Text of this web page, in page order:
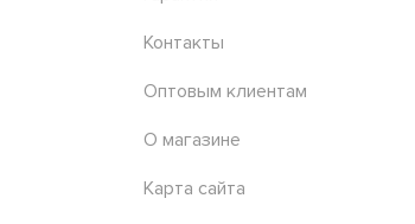
Контакты
Оптовым клиентам
О магазине
Карта сайта